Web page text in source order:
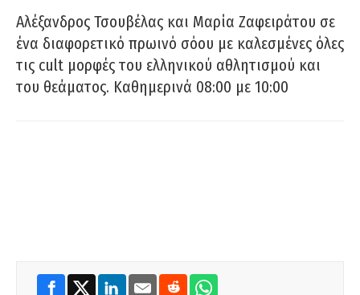
Αλέξανδρος Τσουβέλας και Μαρία Ζαφειράτου σε
ένα διαφορετικό πρωινό σόου με καλεσμένες όλες
τις cult μορφές του ελληνικού αθλητισμού και
του θεάματος. Καθημερινά 08:00 με 10:00